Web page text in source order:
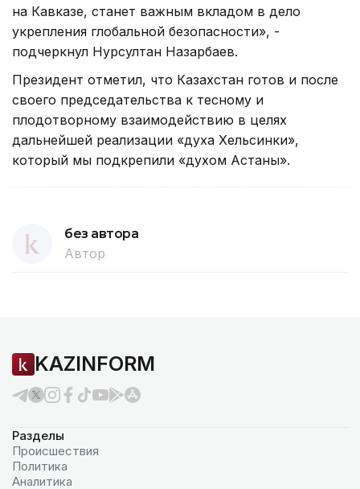
на Кавказе, станет важным вкладом в дело
укрепления глобальной безопасности», -
подчеркнул Нурсултан Назарбаев.
Президент отметил, что Казахстан готов и после
своего председательства к тесному и
плодотворному взаимодействию в целях
дальнейшей реализации «духа Хельсинки»,
который мы подкрепили «духом Астаны».
без автора
Автор
KAZINFORM
Разделы
Происшествия
Политика
Аналитика